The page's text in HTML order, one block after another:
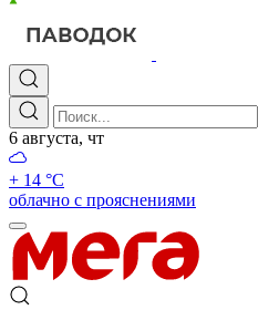
6 августа, чт
+ 14 °С
облачно с прояснениями